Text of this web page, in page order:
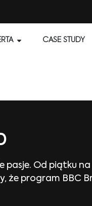
CASE STUDY
Od piątku na
że program BBC